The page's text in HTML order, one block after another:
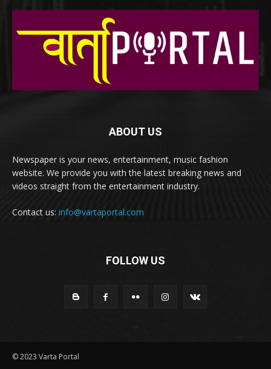
ABOUT US
Newspaper is your news, entertainment, music fashion
website. We provide you with the latest breaking news and
videos straight from the entertainment industry.
Contact us: info@vartaportal.com
FOLLOW US
© 2023 Varta Portal